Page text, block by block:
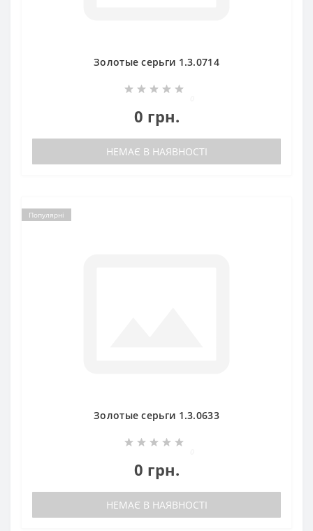
Золотые серьги 1.3.0714
0 грн.
НЕМАЄ В НАЯВНОСТІ
Популярні
Золотые серьги 1.3.0633
0 грн.
НЕМАЄ В НАЯВНОСТІ